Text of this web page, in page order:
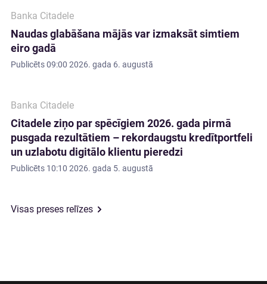
Banka Citadele
Naudas glabāšana mājās var izmaksāt simtiem
eiro gadā
Publicēts09:00 2026. gada 6. augustā
Banka Citadele
Citadele ziņo par spēcīgiem 2026. gada pirmā
pusgada rezultātiem – rekordaugstu kredītportfeli
un uzlabotu digitālo klientu pieredzi
Publicēts 10:10 2026. gada 5. augustā
Visas preses relīzes